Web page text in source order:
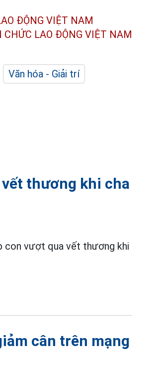
ĐỘNG VIỆT NAM
CHỨC LAO ĐỘNG VIỆT NAM
Văn hóa - Giải trí
thương khi cha
con vượt qua vết thương khi
cân trên mạng